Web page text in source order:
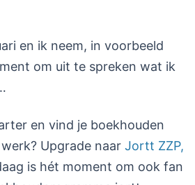
en ik neem, in voorbeeld
om uit te spreken wat ik
en vind je boekhouden
Upgrade naar Jortt ZZP,
is hét moment om ook fan